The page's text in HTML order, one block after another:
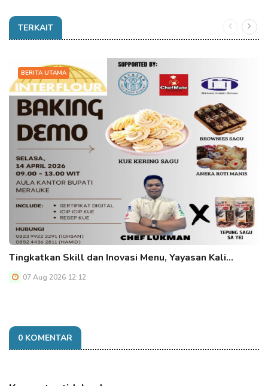
TERKAIT
BERITA UTAMA
Tingkatkan Skill dan Inovasi Menu, Yayasan Kali…
07 Aug 2026 12:12
0 KOMENTAR